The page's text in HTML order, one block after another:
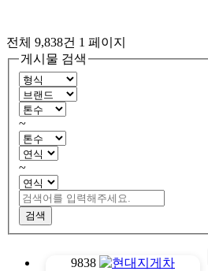
전체 9,838건 1 페이지
게시물 검색
~
~
검색
9838